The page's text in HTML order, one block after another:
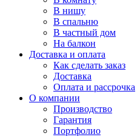
В нишу
В спальню
В частный дом
На балкон
Доставка и оплата
Как сделать заказ
Доставка
Оплата и рассрочка
О компании
Производство
Гарантия
Портфолио